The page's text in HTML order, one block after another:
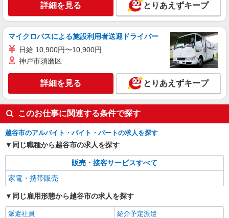
ソフトバンク新越谷店
ソフトバンクショップの携帯販売スタッフ
月給 233,500円 〜 260,200円 固定残業代:
23,500円 〜 26,200円（15時間相当） ＊＿ 試用期
間あり 6ヶ月 月給25万円以上 ※経験・能力による
【試用期間】月給 233500 円 〜 260200 円
■ソフトバンク新越谷店 埼玉県 越谷市 新越谷
キープ 詳細を見る
正社員
ソフトバンク新越谷店
【店長職】ソフトバンクショップの携帯販売ス
タッフ
月給 260,000円 〜 322,000円 試用期間あり 6
ヶ月 月給25万円以上 ※経験・能力による 【試用
期間】月給 260000 円 〜 322000 円
■ソフトバンク新越谷店 埼玉県 越谷市 新越谷
キープ 詳細を見る
詳細を見る とりあえずキープ
マイクロバスによる施設利用者送迎ドライバー
日給 10,900円〜10,900円
神戸市須磨区
詳細を見る とりあえずキープ
このお仕事に関連する条件で探す
越谷市のアルバイト・バイト・パートの求人を探す
同じ職種から越谷市の求人を探す
販売・接客サービスすべて
家電・携帯販売
同じ雇用形態から越谷市の求人を探す
派遣社員 紹介予定派遣